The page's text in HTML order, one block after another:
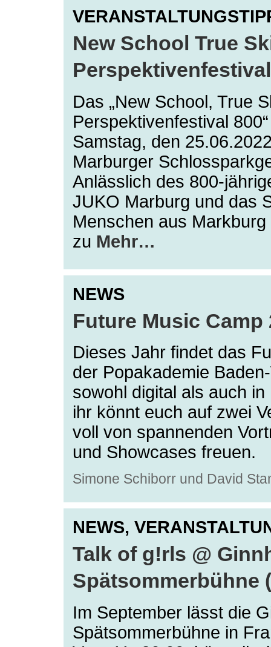
New School True
Das „New School, True
Perspektivenfestival
Samstag, den
Marburger
Anlässlich des 800-
JUKO Marburg und das
Menschen aus
zu Mehr…
NEWS
Future Music Camp
Dieses Jahr findet das
der Popakademie
sowohl digital als auch
ihr könnt euch auf zwei
voll von spannenden
und Showcases freuen.
Simone Schiborr und David
NEWS,
Talk of g!rls @
Spätsommerbühne
Im September lässt die
Spätsommerbühne in